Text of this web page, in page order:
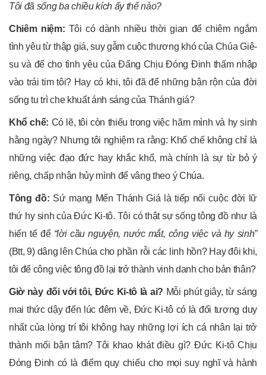
Tôi đã sống ba chiều kích ấy thế nào?
Chiêm niệm: Tôi có dành nhiều thời gian để chiêm ngắm
tình yêu từ thập giá, suy gẫm cuộc thương khó của Chúa Giê-
su và để cho tình yêu của Đấng Chịu Đóng Đinh thấm nhập
vào trái tim tôi? Hay có khi, tôi đã để những bận rộn của đời
sống tu trì che khuất ánh sáng của Thánh giá?
Khổ chế: Có lẽ, tôi còn thiếu trong việc hãm mình và hy sinh
hằng ngày? Nhưng tôi nghiệm ra rằng: Khổ chế không chỉ là
những việc đạo đức hay khắc khổ, mà chính là sự từ bỏ ý
riêng, chấp nhận hủy mình để vâng theo ý Chúa.
Tông đồ: Sứ mạng Mến Thánh Giá là tiếp nối cuộc đời lữ
thứ hy sinh của Đức Ki-tô. Tôi có thật sự sống tông đồ như là
hiến tế để “lời cầu nguyện, nước mắt, công việc và hy sinh”
(Btt, 9) dâng lên Chúa cho phần rỗi các linh hồn? Hay đôi khi,
tôi để công việc tông đồ lại trở thành vinh danh cho bản thân?
Giờ này đối với tôi,Đức Ki-tô là ai? Mỗi phút giây, từ sáng
mai thức dậy đến lúc đêm về, Đức Ki-tô có là đối tượng duy
nhất của lòng trí tôi không hay những lợi ích cá nhân lại trở
thành mối bận tâm? Tôi khao khát điều gì? Đức Ki-tô Chịu
Đóng Đinh có là điểm quy chiếu cho mọi suy nghĩ và hành